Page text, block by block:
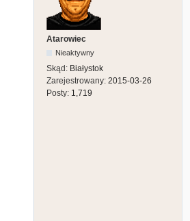
Atarowiec
Nieaktywny
Skąd: Białystok
Zarejestrowany: 2015-03-26
Posty: 1,719